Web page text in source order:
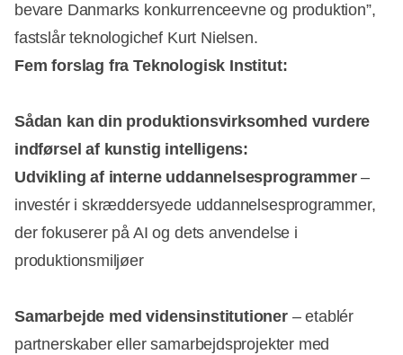
bevare Danmarks konkurrenceevne og produktion”,
fastslår teknologichef Kurt Nielsen.
Fem forslag fra Teknologisk Institut:
Sådan kan din produktionsvirksomhed vurdere
indførsel af kunstig intelligens:
Udvikling af interne uddannelsesprogrammer–
investér i skræddersyede uddannelsesprogrammer,
der fokuserer på AI og dets anvendelse i
produktionsmiljøer
Samarbejde med vidensinstitutioner – etablér
partnerskaber eller samarbejdsprojekter med